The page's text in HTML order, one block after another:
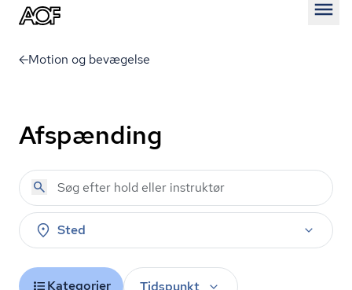
Motion og bevægelse
Afspænding
Sted
Kategorier Tidspunkt